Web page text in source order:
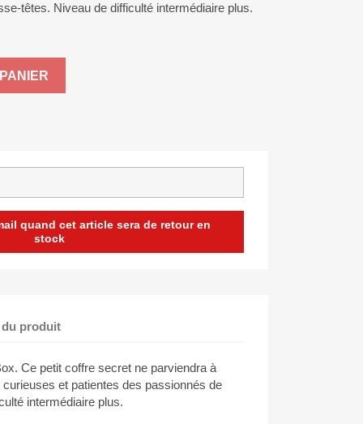
têtes. Niveau de difficulté intermédiaire plus.
quand cet article sera de retour en
stock
produit
Ce petit coffre secret ne parviendra à
et patientes des passionnés de
intermédiaire plus.